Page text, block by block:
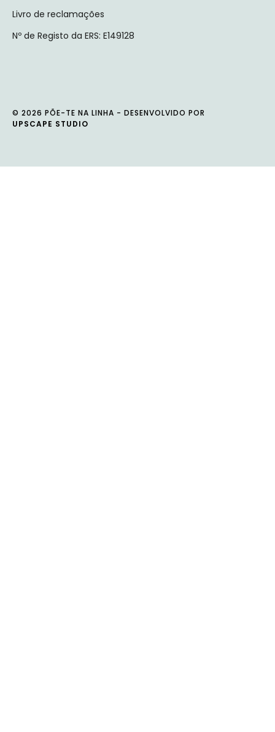
Livro de reclamações
Nº de Registo da ERS: E149128
© 2026 PÕE-TE NA LINHA - DESENVOLVIDO POR
UPSCAPE STUDIO